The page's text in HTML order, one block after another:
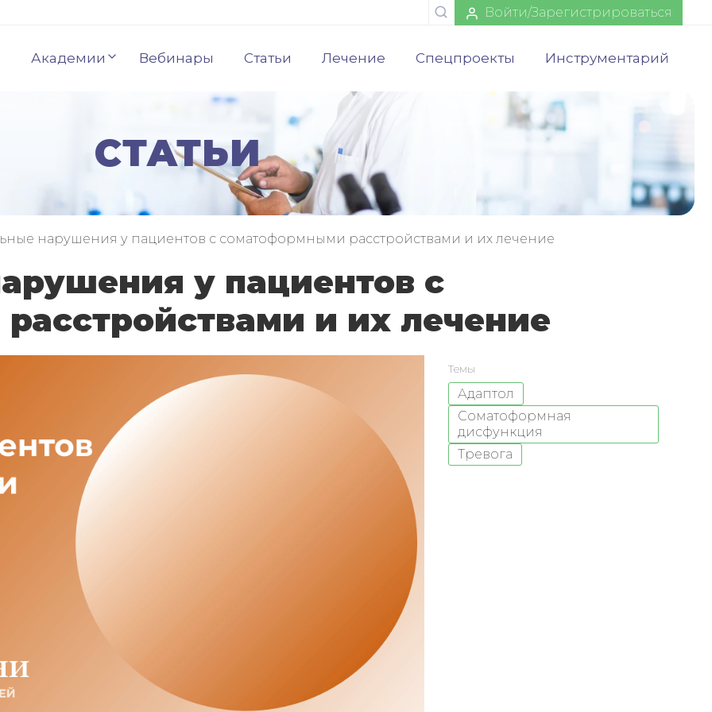
Войти/Зарегистрироваться
Академии Вебинары Статьи Лечение Спецпроекты Инструментарий
СТАТЬИ
нарушения у пациентов с соматоформными расстройствами и их лечение
у пациентов с
и их лечение
Темы
Адаптол
Соматоформная
дисфункция
Тревога